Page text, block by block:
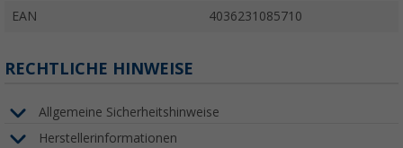
EAN 4036231085710
RECHTLICHE HINWEISE
Allgemeine Sicherheitshinweise
Herstellerinformationen